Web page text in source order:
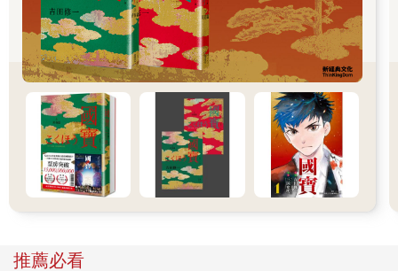
備，除了備好骨架與黏土，還特地繪製一張小草圖，用淺顯易懂
的方式分析形態。幾年下來，他累積了許多圖畫、草稿、解剖書
籍與成功作品的相片。烏迪斯發現他所繪的草稿、圖片極受歡
迎，供不應求，也常有人建議他將這些涵蓋形態分析以及雕塑家
必備基礎解剖學知識的素材集結成書，烏迪斯這才浮現製作本書
的念頭。
【敲門磚Kickstarter】
幾年過去，烏迪斯架設了網站（anatomy4sculptors.com），開發
比例計算器，建立臉書粉絲專頁，分享解剖資訊及他親手繪製的
圖畫。烏迪斯很認真，時常和同好對談、交流，測試各種詮釋人
募資平臺「敲門磚」（Kickstarter）上為本書募資。有了眾人鼎
推薦必看